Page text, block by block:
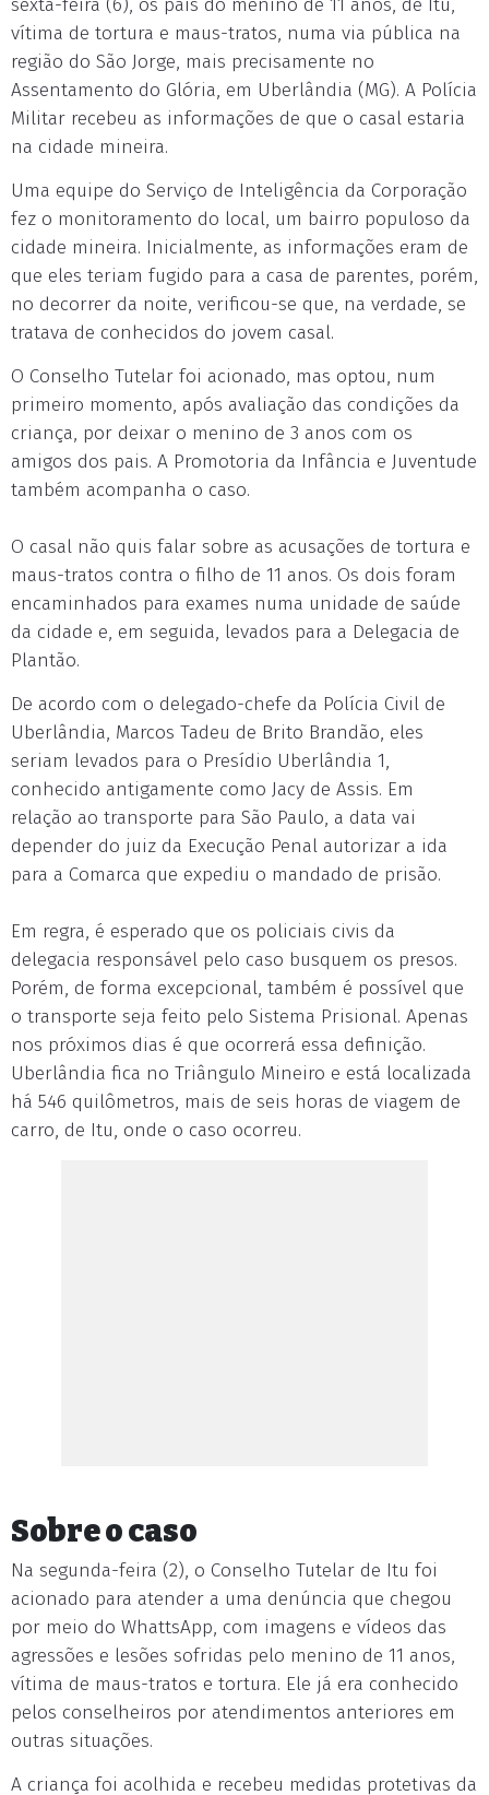
sexta-feira (6), os pais do menino de 11 anos, de Itu,
vítima de tortura e maus-tratos, numa via pública na
região do São Jorge, mais precisamente no
Assentamento do Glória, em Uberlândia (MG). A Polícia
Militar recebeu as informações de que o casal estaria
na cidade mineira.
Uma equipe do Serviço de Inteligência da Corporação
fez o monitoramento do local, um bairro populoso da
cidade mineira. Inicialmente, as informações eram de
que eles teriam fugido para a casa de parentes, porém,
no decorrer da noite, verificou-se que, na verdade, se
tratava de conhecidos do jovem casal.
O Conselho Tutelar foi acionado, mas optou, num
primeiro momento, após avaliação das condições da
criança, por deixar o menino de 3 anos com os
amigos dos pais. A Promotoria da Infância e Juventude
também acompanha o caso.
O casal não quis falar sobre as acusações de tortura e
maus-tratos contra o filho de 11 anos. Os dois foram
encaminhados para exames numa unidade de saúde
da cidade e, em seguida, levados para a Delegacia de
Plantão.
De acordo com o delegado-chefe da Polícia Civil de
Uberlândia, Marcos Tadeu de Brito Brandão, eles
seriam levados para o Presídio Uberlândia 1,
conhecido antigamente como Jacy de Assis. Em
relação ao transporte para São Paulo, a data vai
depender do juiz da Execução Penal autorizar a ida
para a Comarca que expediu o mandado de prisão.
Em regra, é esperado que os policiais civis da
delegacia responsável pelo caso busquem os presos.
Porém, de forma excepcional, também é possível que
o transporte seja feito pelo Sistema Prisional. Apenas
nos próximos dias é que ocorrerá essa definição.
Uberlândia fica no Triângulo Mineiro e está localizada
há 546 quilômetros, mais de seis horas de viagem de
carro, de Itu, onde o caso ocorreu.
Sobre o caso
Na segunda-feira (2), o Conselho Tutelar de Itu foi
acionado para atender a uma denúncia que chegou
por meio do WhattsApp, com imagens e vídeos das
agressões e lesões sofridas pelo menino de 11 anos,
vítima de maus-tratos e tortura. Ele já era conhecido
pelos conselheiros por atendimentos anteriores em
outras situações.
A criança foi acolhida e recebeu medidas protetivas da